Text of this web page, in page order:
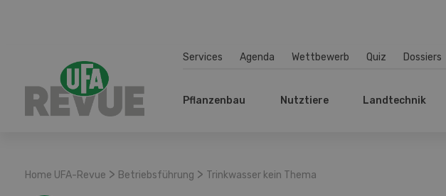
Services Agenda Wettbewerb Quiz Dossiers
Pflanzenbau Nutztiere Landtechnik
Home UFA-Revue > Betriebsführung > Trinkwasser kein Thema